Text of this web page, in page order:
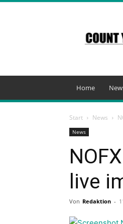
Home
Start News
News
live
Von Redaktion -